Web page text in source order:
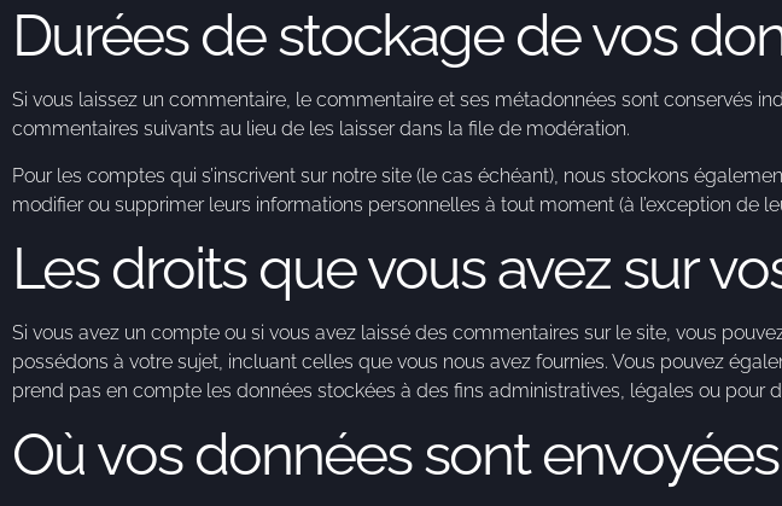
Durées de stockage de vos
Si vous laissez un commentaire, le commentaire et ses métadonnées sont conservés
commentaires suivants au lieu de les laisser dans la file de modération.
Pour les comptes qui s’inscrivent sur notre site (le cas échéant), nous stockons
modifier ou supprimer leurs informations personnelles à tout moment (à l’exception de
Les droits que vous avez sur
Si vous avez un compte ou si vous avez laissé des commentaires sur le site, vous
possédons à votre sujet, incluant celles que vous nous avez fournies. Vous pouvez
prend pas en compte les données stockées à des fins administratives, légales ou pour
Où vos données sont envoyées